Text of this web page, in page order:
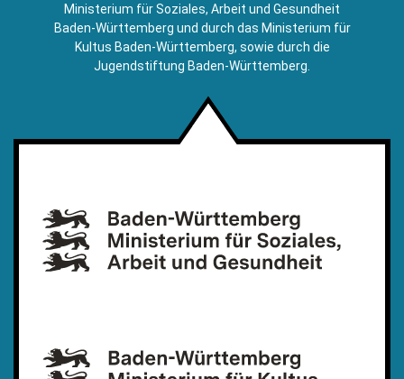
Ministerium für Soziales, Arbeit und Gesundheit
Baden-Württemberg und durch das Ministerium für
Kultus Baden-Württemberg, sowie durch die
Jugendstiftung Baden-Württemberg.